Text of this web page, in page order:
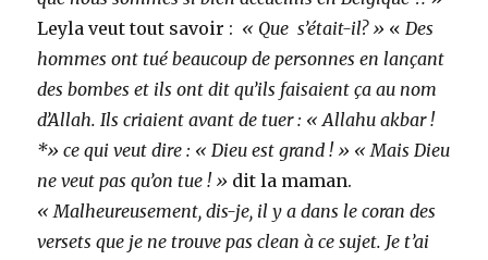
Leyla veut tout savoir : « Que s’était-il? » « Des
hommes ont tué beaucoup de personnes en lançant
des bombes et ils ont dit qu’ils faisaient ça au nom
d’Allah. Ils criaient avant de tuer : « Allahu akbar !
*» ce qui veut dire : « Dieu est grand ! » « Mais Dieu
ne veut pas qu’on tue ! » dit la maman.
« Malheureusement, dis-je, il y a dans le coran des
versets que je ne trouve pas clean à ce sujet. Je t’ai